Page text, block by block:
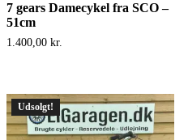
7 gears Damecykel fra SCO –
51cm
1.400,00 kr.
Udsolgt!